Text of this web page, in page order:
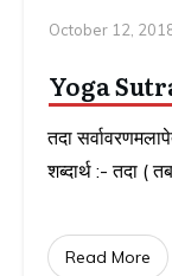
October 12,
Yoga
तदा
शब्दार्थ :- तदा (
Read More